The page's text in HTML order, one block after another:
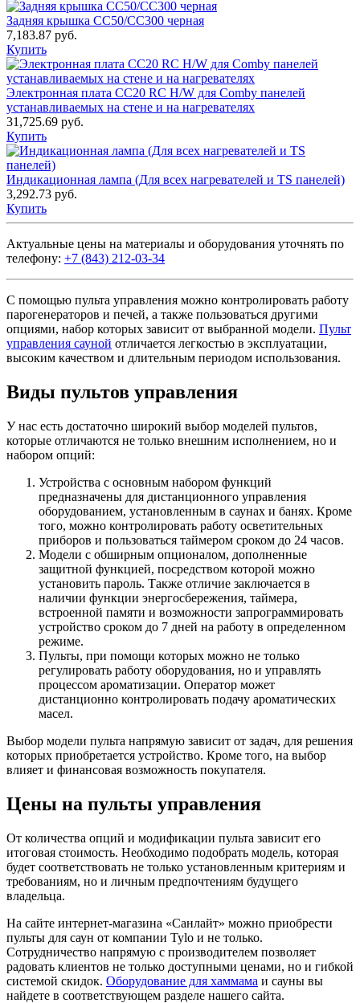
Задняя крышка CC50/CC300 черная
7,183.87 руб.
Купить
Электронная плата CC20 RC H/W для Comby панелей
устанавливаемых на стене и на нагревателях
31,725.69 руб.
Купить
Индикационная лампа (Для всех нагревателей и TS панелей)
3,292.73 руб.
Купить
Актуальные цены на материалы и оборудования уточнять по
телефону: +7 (843) 212-03-34
С помощью пульта управления можно контролировать работу
парогенераторов и печей, а также пользоваться другими
опциями, набор которых зависит от выбранной модели. Пульт
управления сауной отличается легкостью в эксплуатации,
высоким качеством и длительным периодом использования.
Виды пультов управления
У нас есть достаточно широкий выбор моделей пультов,
которые отличаются не только внешним исполнением, но и
набором опций:
Устройства с основным набором функций
предназначены для дистанционного управления
оборудованием, установленным в саунах и банях. Кроме
того, можно контролировать работу осветительных
приборов и пользоваться таймером сроком до 24 часов.
Модели с обширным опционалом, дополненные
защитной функцией, посредством которой можно
установить пароль. Также отличие заключается в
наличии функции энергосбережения, таймера,
встроенной памяти и возможности запрограммировать
устройство сроком до 7 дней на работу в определенном
режиме.
Пульты, при помощи которых можно не только
регулировать работу оборудования, но и управлять
процессом ароматизации. Оператор может
дистанционно контролировать подачу ароматических
масел.
Выбор модели пульта напрямую зависит от задач, для решения
которых приобретается устройство. Кроме того, на выбор
влияет и финансовая возможность покупателя.
Цены на пульты управления
От количества опций и модификации пульта зависит его
итоговая стоимость. Необходимо подобрать модель, которая
будет соответствовать не только установленным критериям и
требованиям, но и личным предпочтениям будущего
владельца.
На сайте интернет-магазина «Санлайт» можно приобрести
пульты для саун от компании Tylo и не только.
Сотрудничество напрямую с производителем позволяет
радовать клиентов не только доступными ценами, но и гибкой
системой скидок. Оборудование для хаммама и сауны вы
найдете в соответствующем разделе нашего сайта.